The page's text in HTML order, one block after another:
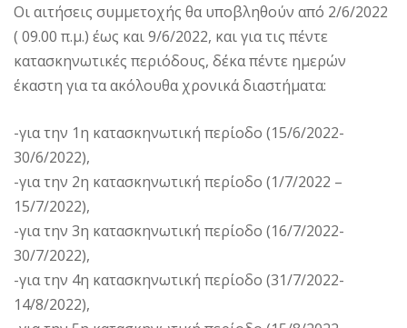
Οι αιτήσεις συμμετοχής θα υποβληθούν από 2/6/2022
( 09.00 π.μ.) έως και 9/6/2022, και για τις πέντε
κατασκηνωτικές περιόδους, δέκα πέντε ημερών
έκαστη για τα ακόλουθα χρονικά διαστήματα:
-για την 1η κατασκηνωτική περίοδο (15/6/2022-
30/6/2022),
-για την 2η κατασκηνωτική περίοδο (1/7/2022 –
15/7/2022),
-για την 3η κατασκηνωτική περίοδο (16/7/2022-
30/7/2022),
-για την 4η κατασκηνωτική περίοδο (31/7/2022-
14/8/2022),